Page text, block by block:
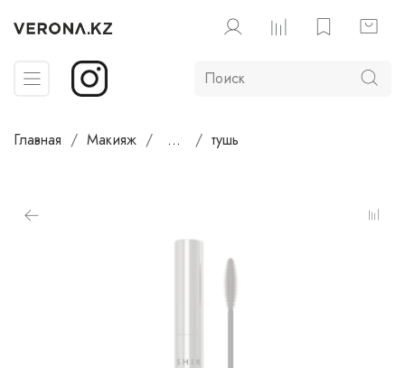
Главная Макияж ... тушь